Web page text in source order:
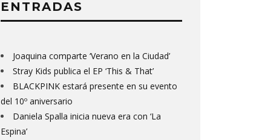
ENTRADAS
Joaquina comparte ‘Verano en la Ciudad’
Stray Kids publica el EP ‘This & That’
BLACKPINK estará presente en su evento
del 10º aniversario
Daniela Spalla inicia nueva era con ‘La
Espina’